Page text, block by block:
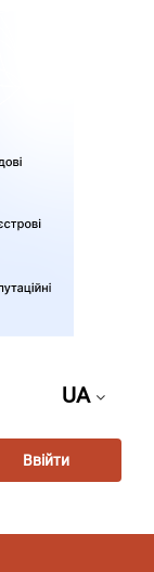
UA
Ввійти